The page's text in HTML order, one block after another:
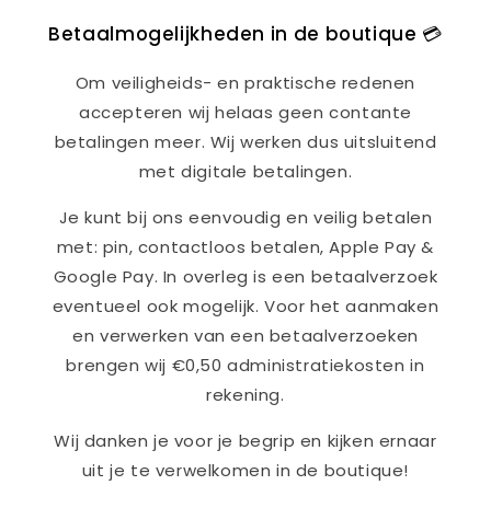
Betaalmogelijkheden in de boutique 💳
Om veiligheids- en praktische redenen
accepteren wij helaas geen contante
betalingen meer. Wij werken dus uitsluitend
met digitale betalingen.
Je kunt bij ons eenvoudig en veilig betalen
met: pin, contactloos betalen, Apple Pay &
Google Pay. In overleg is een betaalverzoek
eventueel ook mogelijk. Voor het aanmaken
en verwerken van een betaalverzoeken
brengen wij €0,50 administratiekosten in
rekening.
Wij danken je voor je begrip en kijken ernaar
uit je te verwelkomen in de boutique!